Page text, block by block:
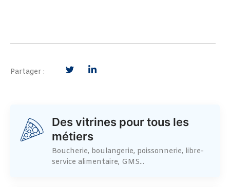
Partager :
Des vitrines pour tous les
métiers
Boucherie, boulangerie, poissonnerie, libre-
service alimentaire, GMS...